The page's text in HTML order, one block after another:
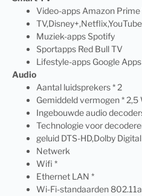
Video-apps Amazon
TV,Disney+,Netflix,YouTube
Muziek-apps Spotify
Sportapps Red Bull TV
Lifestyle-apps Google Apps
Audio
Aantal luidsprekers * 2
Gemiddeld vermogen * 2,5
Ingebouwde audio
Technologie voor
geluid DTS-HD,Dolby
Netwerk
Wifi *
Ethernet LAN *
Wi-Fi-standaarden